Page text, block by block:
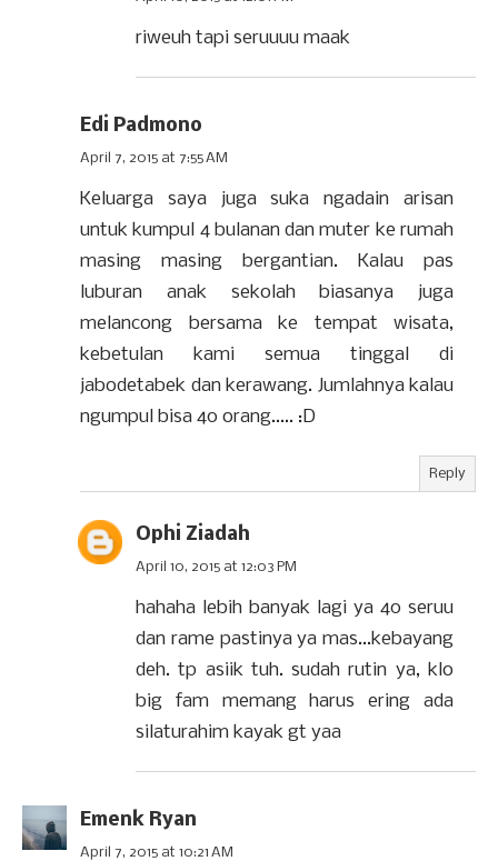
riweuh tapi seruuuu maak
Edi Padmono
April 7, 2015 at 7:55 AM
Keluarga saya juga suka ngadain arisan
untuk kumpul 4 bulanan dan muter ke rumah
masing masing bergantian. Kalau pas
luburan anak sekolah biasanya juga
melancong bersama ke tempat wisata,
kebetulan kami semua tinggal di
jabodetabek dan kerawang. Jumlahnya kalau
ngumpul bisa 40 orang..... :D
Reply
Ophi Ziadah
April 10, 2015 at 12:03 PM
hahaha lebih banyak lagi ya 40 seruu
dan rame pastinya ya mas...kebayang
deh. tp asiik tuh. sudah rutin ya, klo
big fam memang harus ering ada
silaturahim kayak gt yaa
Emenk Ryan
April 7, 2015 at 10:21 AM